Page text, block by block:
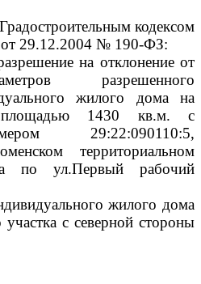
кодексом
от 29.12.2004 № 190-ФЗ:
на отклонение от
разрешенного
жилого дома на
площадью 1430 кв.м. с
29:22:090110:5,
территориальном
по ул.Первый рабочий
жилого дома
с северной стороны